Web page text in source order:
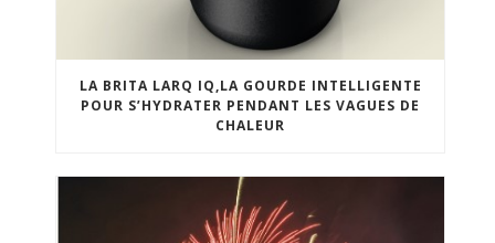
LA BRITA LARQ IQ,LA GOURDE INTELLIGENTE
POUR S’HYDRATER PENDANT LES VAGUES DE
CHALEUR